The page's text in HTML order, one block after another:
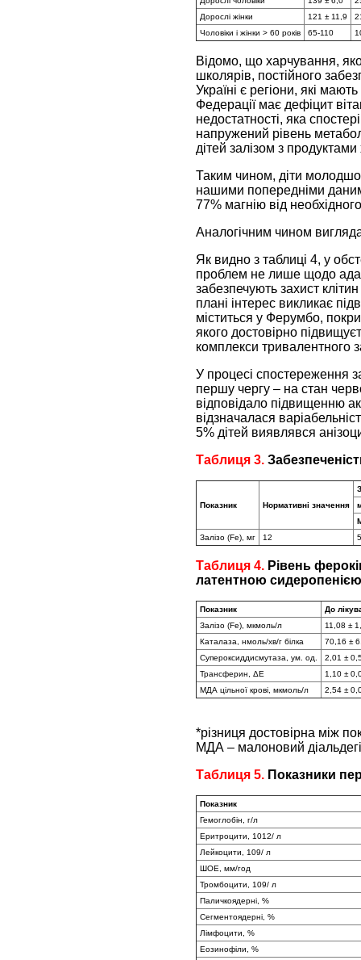
Дорослі жінки
121 ± 11,9
Чоловіки і жінки > 60 років
65-110
Відомо, що харчування,
школярів, постійного
Україні є регіони, які
Федерації має дефіцит
недостатності, яка
напружений рівень
дітей залізом з
Таким чином, діти
нашими попередніми
77% магнію від
Аналогічним чином
Як видно з таблиці 4, у
проблем не лише щодо
забезпечують захист
плані інтерес викликає
міститься у Ферумбо,
якого достовірно
комплекси тривалентного
У процесі спостереження
першу чергу – на стан
відповідало підвищенню
відзначалася
5% дітей виявлявся
Таблиця 3.
Показник Нормативні значення
Залізо (Fe), мг
12
Таблиця 4. Рівень
латентною
Показник
До
Залізо (Fe), мкмоль/л
11,08 ±
Каталаза, нмоль/хв/г білка
70,16 ±
Супероксиддисмутаза, ум. од.
2,01 ±
Трансферин, ΔЕ
1,10 ±
МДА цільної крові, мкмоль/л
2,54 ±
*різниця достовірна між
МДА – малоновий
Таблиця 5. Показники
Показник
Гемоглобін, г/л
Еритроцити, 1012/ л
Лейкоцити, 109/ л
ШОЕ, мм/год
Тромбоцити, 109/ л
Паличкоядерні, %
Сегментоядерні, %
Лімфоцити, %
Еозинофіли, %